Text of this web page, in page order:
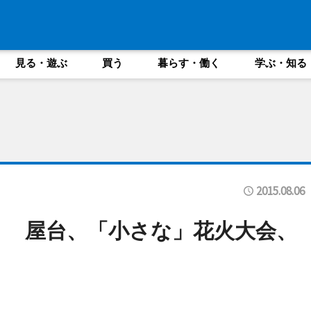
見る・遊ぶ 買う 暮らす・働く 学ぶ・知る
2015.08.06
台、「小さな」花火大会、